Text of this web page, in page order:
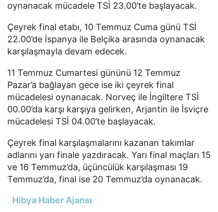
oynanacak mücadele TSİ 23.00’te başlayacak.
Çeyrek final etabı, 10 Temmuz Cuma günü TSİ
22.00’de İspanya ile Belçika arasında oynanacak
karşılaşmayla devam edecek.
11 Temmuz Cumartesi gününü 12 Temmuz
Pazar’a bağlayan gece ise iki çeyrek final
mücadelesi oynanacak. Norveç ile İngiltere TSİ
00.00’da karşı karşıya gelirken, Arjantin ile İsviçre
mücadelesi TSİ 04.00’te başlayacak.
Çeyrek final karşılaşmalarını kazanan takımlar
adlarını yarı finale yazdıracak. Yarı final maçları 15
ve 16 Temmuz’da, üçüncülük karşılaşması 19
Temmuz’da, final ise 20 Temmuz’da oynanacak.
Hibya Haber Ajansı